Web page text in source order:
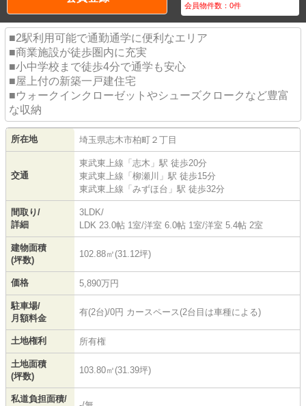
会員物件数：0件
■2駅利用可能で通勤通学に便利なエリア
■商業施設が徒歩圏内に充実
■小中学校まで徒歩4分で通学も安心
■屋上付の新築一戸建住宅
■ウォークインクローゼットやシューズクロークなど豊富
な収納
所在地 埼玉県志木市柏町 ２丁目
交通
東武東上線 「 志木 」駅 徒歩20分
東武東上線 「 柳瀬川 」駅 徒歩15分
東武東上線 「 みずほ台 」駅 徒歩32分
間取り/
詳細
3LDK/
LDK 23.0帖 1室/洋室 6.0帖 1室/洋室 5.4帖 2室
建物面積
(坪数)
102.88㎡(31.12坪)
価格 5,890万円
駐車場/
月額料金
有(2台)/0円 カースペース(2台目は車種による)
土地権利 所有権
土地面積
(坪数)
103.80㎡(31.39坪)
私道負担面積/